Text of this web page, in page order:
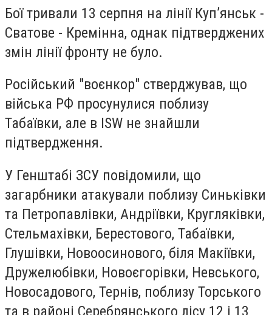
Бої тривали 13 серпня на лінії Куп’янськ -
Сватове - Кремінна, однак підтверджених
змін лінії фронту не було.
Російський "воєнкор" стверджував, що
війська РФ просунулися поблизу
Табаївки, але в ISW не знайшли
підтвердження.
У Генштабі ЗСУ повідомили, що
загарбники атакували поблизу Синьківки
та Петропавлівки, Андріївки, Кругляківки,
Стельмахівки, Берестового, Табаївки,
Глушівки, Новоосинового, біля Макіївки,
Дружелюбівки, Новоєгорівки, Невського,
Новосадового, Тернів, поблизу Торського
та в районі Серебрянського лісу 12 і 13